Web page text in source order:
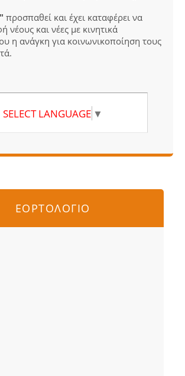
προσπαθεί και έχει καταφέρει να
νέους και νέες με κινητικά
η ανάγκη για κοινωνικοποίηση τους
SELECT LANGUAGE ▼
ΕΟΡΤΟΛΟΓΙΟ